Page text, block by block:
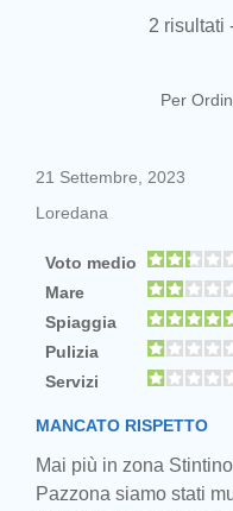
2 risultati
Per
21 Settembre, 2023
Loredana
Voto medio
Mare
Spiaggia
Pulizia
Servizi
MANCATO RISPETTO
Mai più in zona
Pazzona siamo stati